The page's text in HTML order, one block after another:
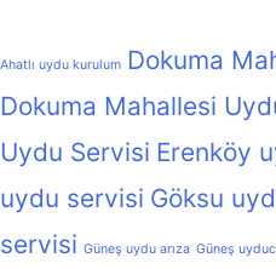
Ahatlı uydu kurulum Dokuma
Dokuma Mahallesi
Uydu Servisi Erenköy
uydu servisi Göksu
servisi Güneş uydu arıza Güneş